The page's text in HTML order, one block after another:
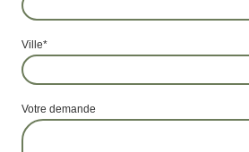
Ville*
Votre demande